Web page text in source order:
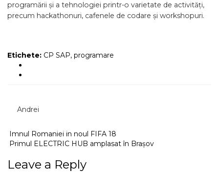
programării și a tehnologiei printr-o varietate de activități,
precum hackathonuri, cafenele de codare și workshopuri.
Etichete: CP SAP, programare
Andrei
Imnul Romaniei in noul FIFA 18
Primul ELECTRIC HUB amplasat în Brașov
Leave a Reply